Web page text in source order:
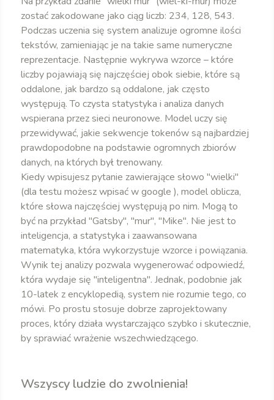
zostać zakodowane jako ciąg liczb: 234, 128, 543.
Podczas uczenia się system analizuje ogromne ilości
tekstów, zamieniając je na takie same numeryczne
reprezentacje. Następnie wykrywa wzorce – które
liczby pojawiają się najczęściej obok siebie, które są
oddalone, jak bardzo są oddalone, jak często
występują. To czysta statystyka i analiza danych
wspierana przez sieci neuronowe. Model uczy się
przewidywać, jakie sekwencje tokenów są najbardziej
prawdopodobne na podstawie ogromnych zbiorów
danych, na których był trenowany.
Kiedy wpisujesz pytanie zawierające słowo "wielki"
(dla testu możesz wpisać w google ), model oblicza,
które słowa najczęściej występują po nim. Mogą to
być na przykład "Gatsby", "mur", "Mike". Nie jest to
inteligencja, a statystyka i zaawansowana
matematyka, która wykorzystuje wzorce i powiązania.
Wynik tej analizy pozwala wygenerować odpowiedź,
która wydaje się "inteligentna". Jednak, podobnie jak
10-latek z encyklopedią, system nie rozumie tego, co
mówi. Po prostu stosuje dobrze zaprojektowany
proces, który działa wystarczająco szybko i skutecznie,
by sprawiać wrażenie wszechwiedzącego.
Wszyscy ludzie do zwolnienia!